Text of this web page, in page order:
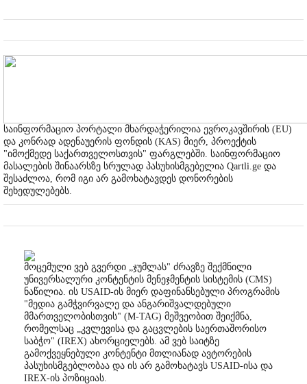
საინფორმაციო პორტალი მხარდაჭერილია ევროკავშირის (EU)
და კონრად ადენაუერის ფონდის (KAS) მიერ, პროექტის
"იმოქმედე საქართველოსთვის" ფარგლებში. საინფორმაციო
მასალების შინაარსზე სრულად პასუხისმგებელია Qartli.ge და
შესაძლოა, რომ იგი არ გამოხატავდეს დონორების
შეხედულებებს.
მოცემული ვებ გვერდი „ჯუმლას" ძრავზე შექმნილი
უნივერსალური კონტენტის მენეჯმენტის სისტემის (CMS)
ნაწილია. ის USAID-ის მიერ დაფინანსებული პროგრამის
"მედია გამჭვირვალე და ანგარიშვალდებული
მმართველობისთვის" (M-TAG) მეშვეობით შეიქმნა,
რომელსაც „კვლევისა და გაცვლების საერთაშორისო
საბჭო" (IREX) ახორციელებს. ამ ვებ საიტზე
გამოქვეყნებული კონტენტი მთლიანად ავტორების
პასუხისმგებლობაა და ის არ გამოხატავს USAID-ისა და
IREX-ის პოზიციას.